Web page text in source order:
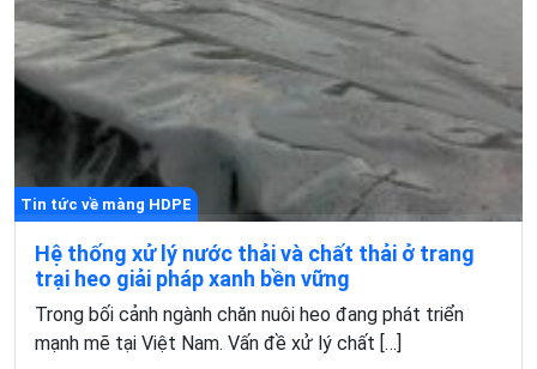
Tin tức về màng HDPE
Hệ thống xử lý nước thải và chất thải ở trang
trại heo giải pháp xanh bền vững
Trong bối cảnh ngành chăn nuôi heo đang phát triển
mạnh mẽ tại Việt Nam. Vấn đề xử lý chất […]